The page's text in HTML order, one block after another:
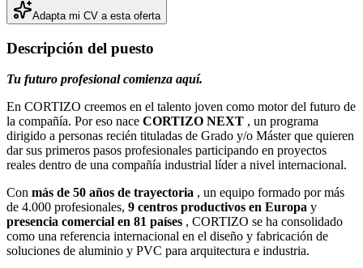
Adapta mi CV a esta oferta
Descripción del puesto
Tu futuro profesional comienza aquí.
En CORTIZO creemos en el talento joven como motor del futuro de
la compañía. Por eso nace CORTIZO NEXT , un programa
dirigido a personas recién tituladas de Grado y/o Máster que quieren
dar sus primeros pasos profesionales participando en proyectos
reales dentro de una compañía industrial líder a nivel internacional.
Con más de 50 años de trayectoria , un equipo formado por más
de 4.000 profesionales, 9 centros productivos en Europa y
presencia comercial en 81 países , CORTIZO se ha consolidado
como una referencia internacional en el diseño y fabricación de
soluciones de aluminio y PVC para arquitectura e industria.